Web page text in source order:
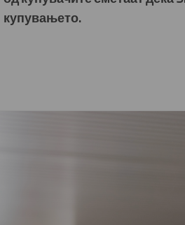
купувањето.